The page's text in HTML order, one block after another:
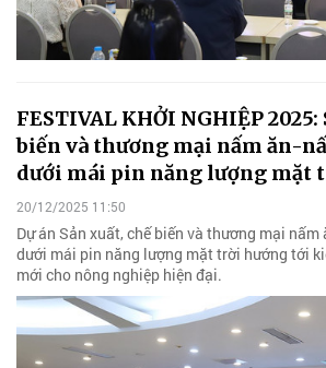
FESTIVAL KHỞI NGHIỆP
biến và thương mại nấm ăn-
dưới mái pin năng lượng mặt
20/12/2025 11:50
Dự án Sản xuất, chế biến và thương mại
dưới mái pin năng lượng mặt trời hướng tới
mới cho nông nghiệp hiện đại.